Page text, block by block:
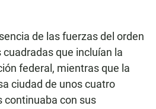
de las fuerzas del orden
que incluían la
federal, mientras que la
ciudad de unos cuatro
continuaba con sus